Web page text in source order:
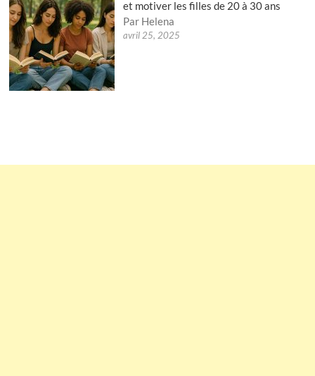
et motiver les filles de 20 à 30 ans
Par Helena
avril 25, 2025